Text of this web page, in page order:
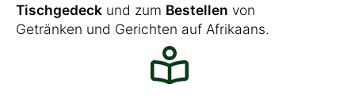
Tischgedeck und zum Bestellen von
Getränken und Gerichten auf Afrikaans.